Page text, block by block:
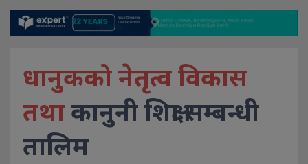
धानुकको नेतृत्व विकास
तथाकानुनी शिक्षा सम्बन्धी
तालिम